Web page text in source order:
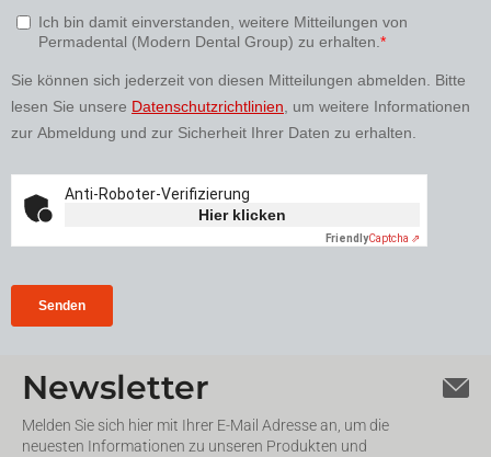
Newsletter
Melden Sie sich hier mit Ihrer E-Mail Adresse an, um die
neuesten Informationen zu unseren Produkten und